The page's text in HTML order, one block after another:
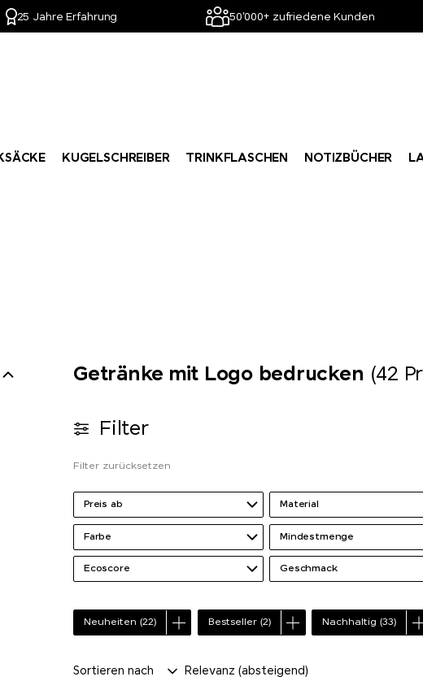
25 Jahre Erfahrung 50'000+ zufriedene Kunden
KUGELSCHREIBER TRINKFLASCHEN NOTIZBÜCHER
Getränke mit Logo bedrucken (42
Filter
Filter zurücksetzen
Preis ab Material
Farbe Mindestmenge
Ecoscore Geschmack
Neuheiten (22) Bestseller (2) Nachhaltig (33)
Sortieren nach